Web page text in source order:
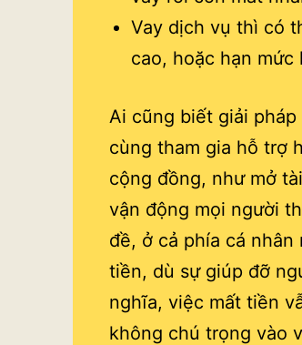
Vay dịch vụ thì có
cao, hoặc hạn
Ai cũng biết giải
cùng tham gia hỗ trợ
cộng đồng, như mở
vận động mọi người
đề, ở cả phía cá
tiền, dù sự giúp đỡ
nghĩa, việc mất tiền
không chú trọng vào